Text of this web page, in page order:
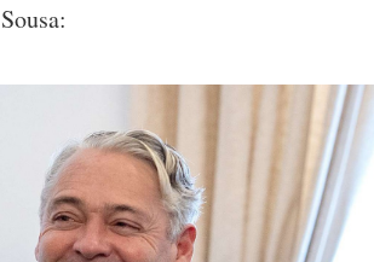
Sousa: